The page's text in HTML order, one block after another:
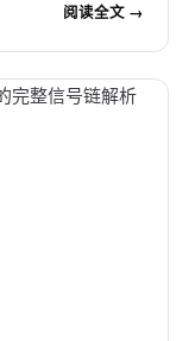
内容涉及他职业
阅读全文 →